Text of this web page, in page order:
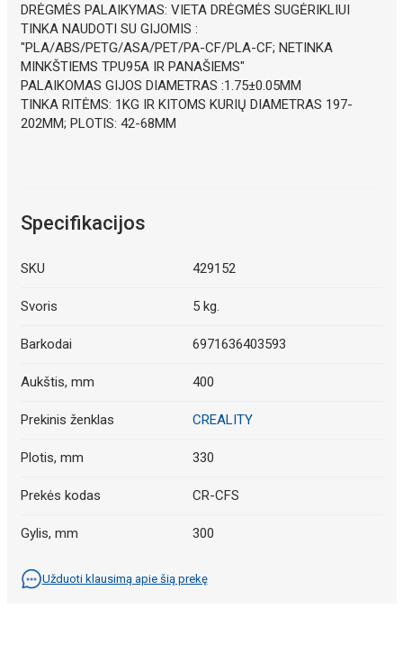
DRĖGMĖS PALAIKYMAS: VIETA DRĖGMĖS SUGĖRIKLIUI
TINKA NAUDOTI SU GIJOMIS :
"PLA/ABS/PETG/ASA/PET/PA-CF/PLA-CF; NETINKA
MINKŠTIEMS TPU95A IR PANAŠIEMS"
PALAIKOMAS GIJOS DIAMETRAS :1.75±0.05MM
TINKA RITĖMS: 1KG IR KITOMS KURIŲ DIAMETRAS 197-
202MM; PLOTIS: 42-68MM
Specifikacijos
SKU 429152
Svoris 5 kg.
Barkodai 6971636403593
Aukštis, mm 400
Prekinis ženklas CREALITY
Plotis, mm 330
Prekės kodas CR-CFS
Gylis, mm 300
Užduoti klausimą apie šią prekę